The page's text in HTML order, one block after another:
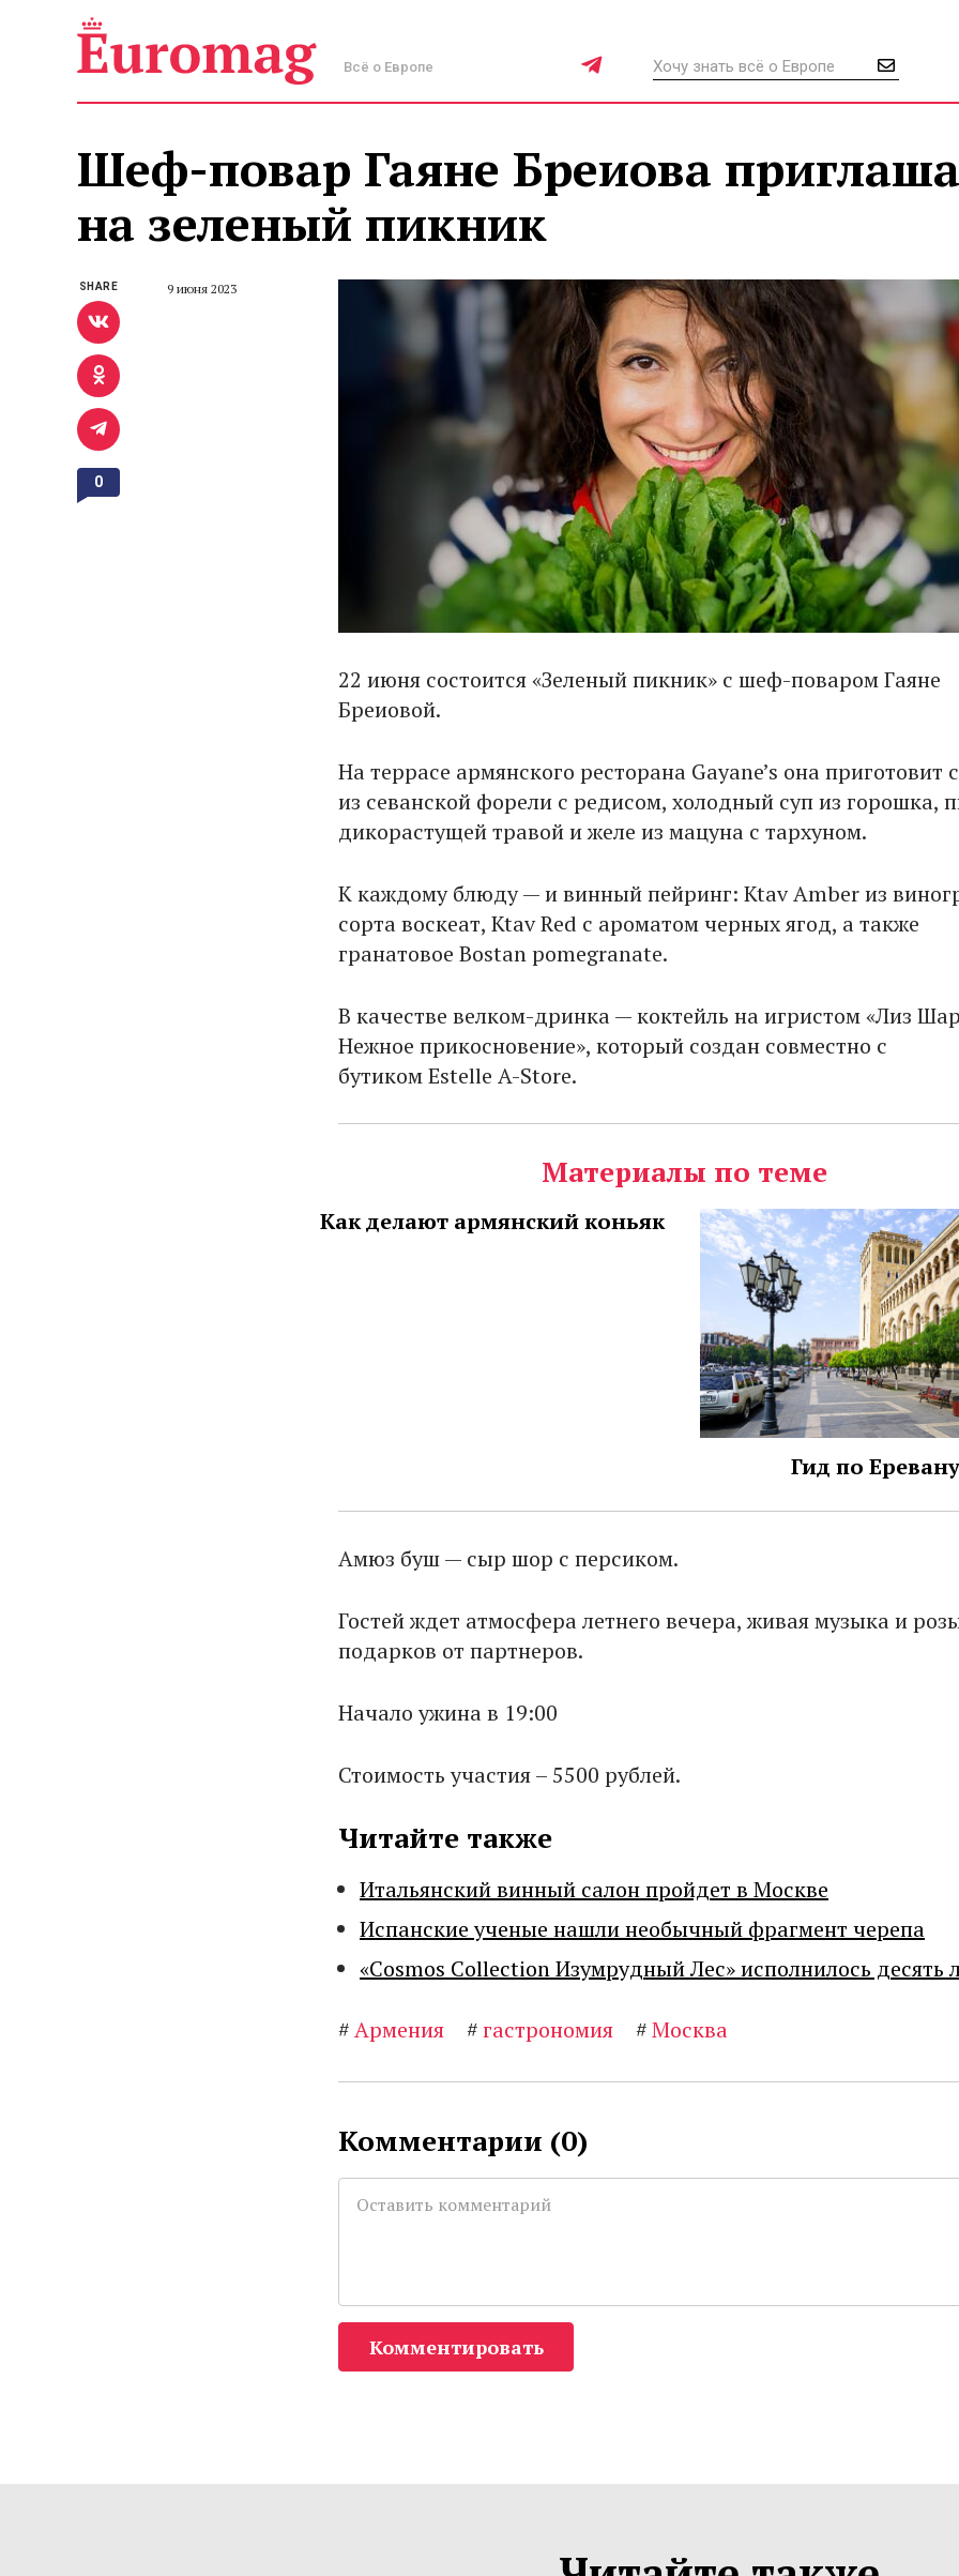
Всё о Европе
Шеф-повар Гаяне Бреиова
на зеленый пикник
9 июня 2023
22 июня состоится «Зеленый пикник» с шеф-поваром Гаяне
Бреиовой.
На террасе армянского ресторана Gayane’s она приготовит
из севанской форели с редисом, холодный суп из горошка,
дикорастущей травой и желе из мацуна с тархуном.
К каждому блюду — и винный пейринг: Ktav Amber из
сорта воскеат, Ktav Red с ароматом черных ягод, а также
гранатовое Bostan pomegranate.
В качестве велком-дринка — коктейль на игристом «Лиз
Нежное прикосновение», который создан совместно с
бутиком Estelle A-Store.
Материалы по теме
Как делают армянский коньяк
Гид по Еревану
Амюз буш — сыр шор с персиком.
Гостей ждет атмосфера летнего вечера, живая музыка и
подарков от партнеров.
Начало ужина в 19:00
Стоимость участия – 5500 рублей.
Читайте также
Итальянский винный салон пройдет в Москве
Испанские ученые нашли необычный фрагмент черепа
«Cosmos Collection Изумрудный Лес» исполнилось десять
#Армения #гастрономия #Москва
SHARE
0
Комментарии (0)
Комментировать